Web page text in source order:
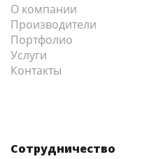
О компании
Производители
Портфолио
Услуги
Контакты
Сотрудничество